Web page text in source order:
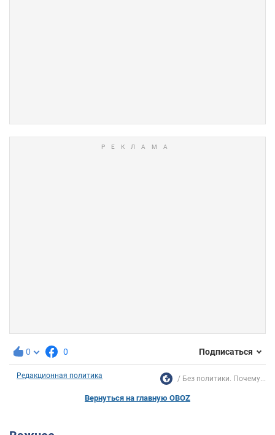
0 0 Подписаться
Редакционная политика Без политики. Почему...
Вернуться на главную OBOZ